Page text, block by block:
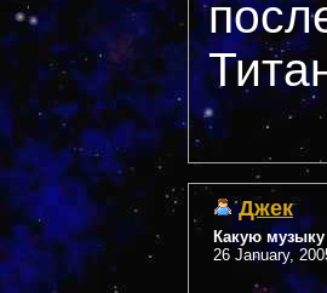
Джек
Какую
26 January,